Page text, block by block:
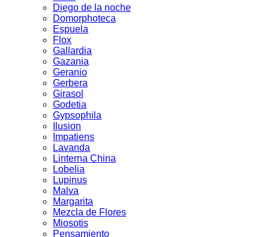
Diego de la noche
Domorphoteca
Espuela
Flox
Gallardia
Gazania
Geranio
Gerbera
Girasol
Godetia
Gypsophila
Ilusion
Impatiens
Lavanda
Linterna China
Lobelia
Lupinus
Malva
Margarita
Mezcla de Flores
Miosotis
Pensamiento